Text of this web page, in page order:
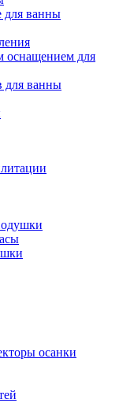
для ванны
оснащением для
для ванны
осанки